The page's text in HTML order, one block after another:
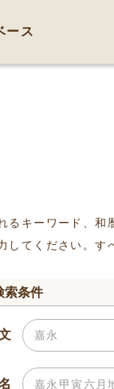
ース
るキーワード、
してください。
索条件